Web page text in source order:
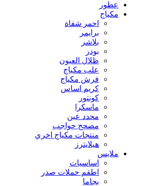
عطور
مكياج
احمر شفاة
برايمر
بلاشر
بودر
ظلال العيون
علب مكياج
فرش مكياج
كريم اساس
كونتور
ماسكرا
محدد عين
مصحح حواجب
منتجات مكياج اخري
هيلايترز
ملابس
اساسيات
اطقم حملات صدر
بجاما